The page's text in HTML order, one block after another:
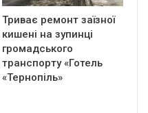
Триває ремонт заїзної
кишені на зупинці
громадського
транспорту «Готель
«Тернопіль»